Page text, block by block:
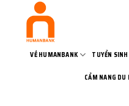
VỀ HUMANBANK TUYỂN SINH
CẨM NANG DU